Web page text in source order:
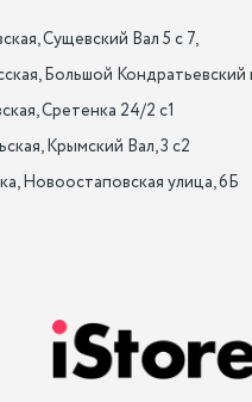
Сущевский Вал 5 с 7,
Большой Кондратьевский
Сретенка 24/2 с1
Крымский Вал, 3 с2
Новоостаповская улица, 6Б